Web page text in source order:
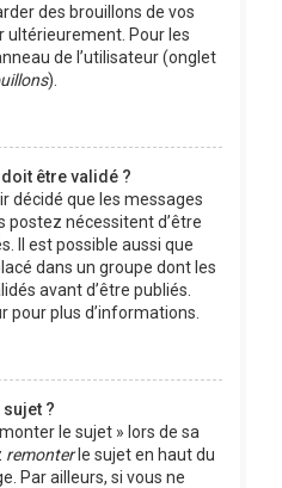
des brouillons de vos
ultérieurement. Pour les
de l’utilisateur (onglet
).
être validé ?
décidé que les messages
postez nécessitent d’être
Il est possible aussi que
dans un groupe dont les
avant d’être publiés.
pour plus d’informations.
?
le sujet » lors de sa
remonterle sujet en haut du
Par ailleurs, si vous ne